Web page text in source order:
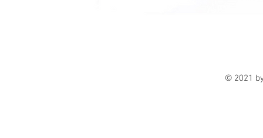
© 2021 by